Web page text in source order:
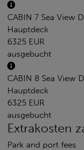
CABIN 7 Sea View
Hauptdeck
6325 EUR
ausgebucht
CABIN 8 Sea View
Hauptdeck
6325 EUR
ausgebucht
Extrakosten
Park and port fees